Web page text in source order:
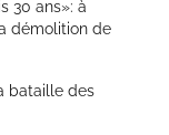
30 ans»: à
démolition de
bataille des